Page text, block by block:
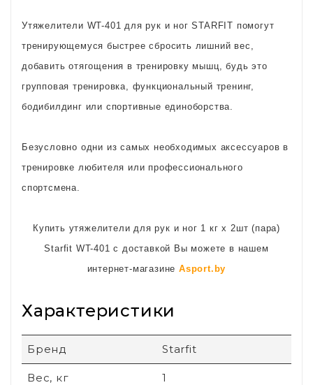
Утяжелители WT-401 для рук и ног STARFIT помогут
тренирующемуся быстрее сбросить лишний вес,
добавить отягощения в тренировку мышц, будь это
групповая тренировка, функциональный тренинг,
бодибилдинг или спортивные единоборства.
Безусловно одни из самых необходимых аксессуаров в
тренировке любителя или профессионального
спортсмена.
Купить утяжелители для рук и ног 1 кг х 2шт (пара)
Starfit WT-401 с доставкой Вы можете в нашем
интернет-магазинеAsport.by
Характеристики
Бренд Starfit
Вес, кг 1